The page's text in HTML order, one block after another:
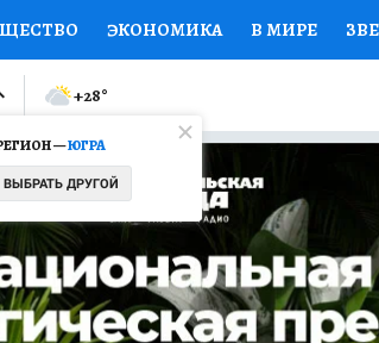
ЭКОНОМИКА В МИРЕ
ПРОИСШЕСТВИЯ НАЦИОНАЛЬНЫЕ
МИР СЕМЬЯ
СЕРИАЛЫ СПЕЦПРОЕКТЫ
КОНКУРСЫ РАБОТА У НАС
—ЮГРА
ВЫБРАТЬ ДРУГОЙ
+28°